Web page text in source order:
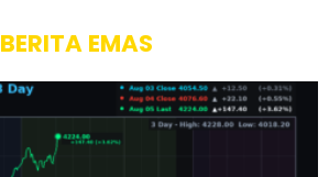
BERITA EMAS